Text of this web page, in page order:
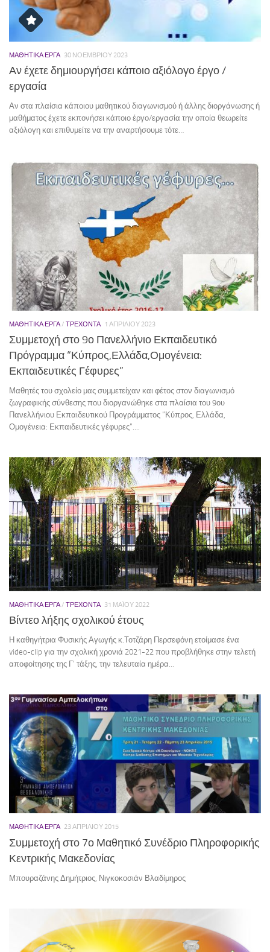
ΜΑΘΗΤΙΚΆ ΈΡΓΑ 30 ΝΟΕΜΒΡΊΟΥ 2023
Αν έχετε δημιουργήσει κάποιο αξιόλογο έργο /
εργασία
Αν στα πλαίσια κάποιου μαθητικού διαγωνισμού ή άλλης διοργάνωσης ή
μαθήματος έχετε εκπονήσει κάποιο έργο/εργασία την οποία θεωρείτε
αξιόλογη και επιθυμείτε να την αναρτήσουμε τότε…
ΜΑΘΗΤΙΚΆ ΈΡΓΑ / ΤΡΕΧΟΝΤΑ 1 ΑΠΡΙΛΊΟΥ 2023
Συμμετοχή στο 9ο Πανελλήνιο Εκπαιδευτικό
Πρόγραμμα “Κύπρος,Ελλάδα,Ομογένεια:
Εκπαιδευτικές Γέφυρες”
Μαθητές του σχολείο μας συμμετείχαν και φέτος στον διαγωνισμό
ζωγραφικής σύνθεσης που διοργανώθηκε στα πλαίσια του 9ου
Πανελλήνιου Εκπαιδευτικού Προγράμματος “Κύπρος, Ελλάδα,
Ομογένεια: Εκπαιδευτικές γέφυρες”....
ΜΑΘΗΤΙΚΆ ΈΡΓΑ/ ΤΡΕΧΟΝΤΑ 31 ΜΑΪ́ΟΥ 2022
Βίντεο λήξης σχολικού έτους
Η καθηγήτρια Φυσικής Αγωγής κ.Τοτζάρη Περσεφόνη ετοίμασε ένα
video-clip για την σχολική χρονιά 2021-22 που προβλήθηκε στην τελετή
αποφοίτησης της Γ’ τάξης, την τελευταία ημέρα...
ΜΑΘΗΤΙΚΆ ΈΡΓΑ 23 ΑΠΡΙΛΊΟΥ 2015
Συμμετοχή στο 7ο Μαθητικό Συνέδριο Πληροφορικής
Κεντρικής Μακεδονίας
Μπουραζάνης Δημήτριος, Νιγκοκοσιάν Βλαδίμηρος